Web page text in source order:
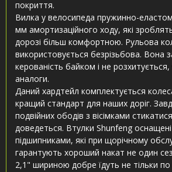
покриття.
Вилка у велосипеда пружинно-
мм амортизаційного ходу, які зроблять
дорозі більш комфортною. Рульова
використовується безрізьбова. Вона
керованість байком і не розхитується,
аналоги.
Даний хардтейл комплектується
кращий стандарт для наших доріг.
подвійних ободів з вісімками
доведеться. Втулки Shunfeng
підшипниками, які при щорічному
гарантують хороший накат не один
2,1" шириною добре їдуть не тільки